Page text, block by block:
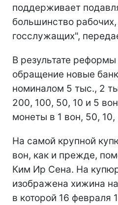
поддерживает
большинство
госслужащих",
В результате реформы
обращение новые
номиналом 5 тыс., 2
200, 100, 50, 10 и 5
монеты в 1 вон, 50, 10,
На самой крупной
вон, как и прежде,
Ким Ир Сена. На
изображена хижина
в которой 16 февраля